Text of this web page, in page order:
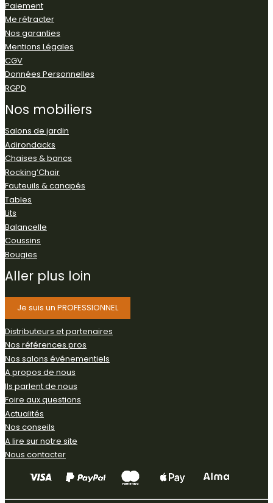
Paiement
Me rétracter
Nos garanties
Mentions Légales
CGV
Données Personnelles
RGPD
Nos mobiliers
Salons de jardin
Adirondacks
Chaises & bancs
Rocking’Chair
Fauteuils & canapés
Tables
Lits
Balancelle
Coussins
Bougies
Aller plus loin
Je suis un PROFESSIONNEL
Distributeurs et partenaires
Nos références pros
Nos salons événementiels
A propos de nous
Ils parlent de nous
Foire aux questions
Actualités
Nos conseils
A lire sur notre site
Nous contacter